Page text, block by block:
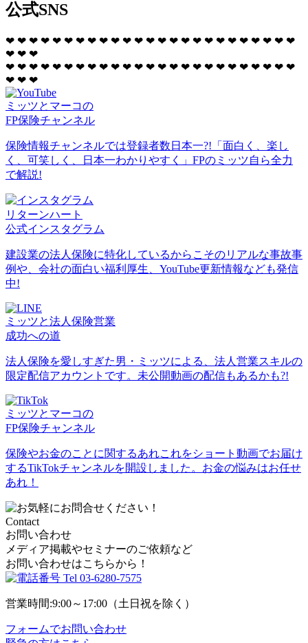
公式SNS
❤ ❤ ❤ ❤ ❤ ❤ ❤ ❤ ❤ ❤ ❤ ❤ ❤ ❤ ❤ ❤ ❤ ❤ ❤ ❤ ❤ ❤ ❤ ❤ ❤
❤ ❤ ❤
❤ ❤ ❤ ❤ ❤ ❤ ❤ ❤ ❤ ❤ ❤ ❤ ❤ ❤ ❤ ❤ ❤ ❤ ❤ ❤ ❤ ❤ ❤ ❤ ❤
❤ ❤ ❤
ミッツとマーコの
FP保険チャンネル
保険情報チャンネルでは登録者数日本一?!「面白く、楽し
く、可笑しく、日本一わかりやすく」FPのミッツ自ら全力
で解説!
リターンハート
公式インスタグラム
建設業の法人保険に特化しているからこそのリアルな事故事
例や、会社の面白い福利厚生、YouTube更新情報なども発信
中!
ミッツと法人保険営業
成功への道
法人保険を愛しすぎた男・ミッツによる、法人営業スキルの
限定配信アカウントです。未公開動画の配信もあるかも?!
ミッツとマーコの
FP保険チャンネル
保険やお金のことに関するあれこれをショート動画でお届け
するTikTokチャンネルを開設しました。お金の悩みはお任せ
あれ！
Contact
お問い合わせ
メディア掲載やセミナーのご依頼など
お問い合わせはこちらから！
Tel 03-6280-7575
営業時間:9:00～17:00（土日祝を除く）
フォームでお問い合わせ